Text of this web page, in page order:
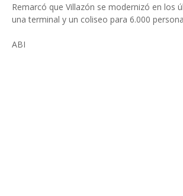
Remarcó que Villazón se modernizó en los
una terminal y un coliseo para 6.000
ABI